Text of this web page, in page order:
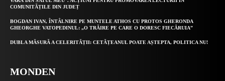
COMUNITĂȚILE DIN JUDEȚ
BOGDAN IVAN, ÎNTÂLNIRE PE MUNTELE ATHOS CU PROTOS GHERONDA
GHEORGHE VATOPEDINUL: „O TRĂIRE PE CARE O DORESC FIECĂRUIA”
DUBLA MĂSURĂ A CELERITĂȚII: CETĂȚEANUL POATE AȘTEPTA, POLITICA NU!
MONDEN